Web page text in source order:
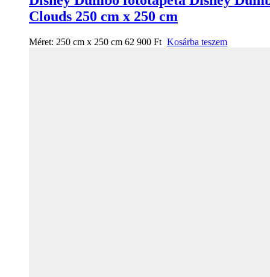
Clouds 250 cm x 250 cm
Méret: 250 cm x 250 cm 62 900 Ft Kosárba teszem